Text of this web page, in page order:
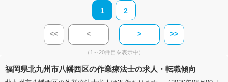
1 2
<< < > >>
（1～20件目を表示中）
福岡県北九州市八幡西区の作業療法士の求人・転職傾向